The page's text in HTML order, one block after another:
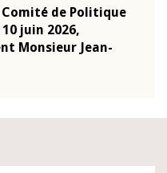
de Politique
juin 2026,
Monsieur Jean-